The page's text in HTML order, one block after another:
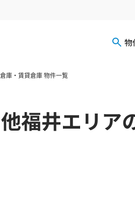
物
庫・賃貸倉庫 物件一覧
福井エリア